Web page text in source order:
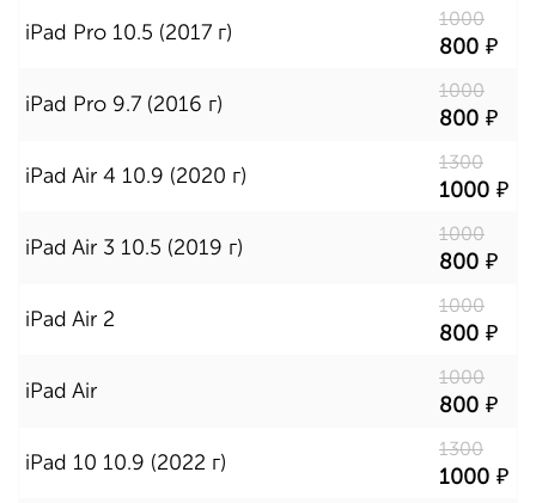
iPad Pro 10.5 (2017 г)
1000
800
iPad Pro 9.7 (2016 г)
1000
800
iPad Air 4 10.9 (2020 г)
1300
1000
iPad Air 3 10.5 (2019 г)
1000
800
iPad Air 2
1000
800
iPad Air
1000
800
iPad 10 10.9 (2022 г)
1300
1000